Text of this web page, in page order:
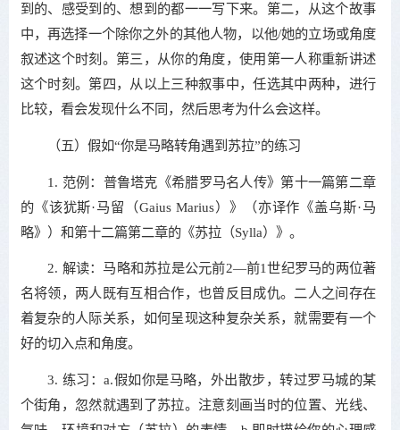
到的、感受到的、想到的都一一写下来。第二，从这个故事
中，再选择一个除你之外的其他人物，以他/她的立场或角度
叙述这个时刻。第三，从你的角度，使用第一人称重新讲述
这个时刻。第四，从以上三种叙事中，任选其中两种，进行
比较，看会发现什么不同，然后思考为什么会这样。
（五）假如“你是马略转角遇到苏拉”的练习
1. 范例：普鲁塔克《希腊罗马名人传》第十一篇第二章
的《该犹斯·马留（Gaius Marius）》（亦译作《盖乌斯·马
略》）和第十二篇第二章的《苏拉（Sylla）》。
2. 解读：马略和苏拉是公元前2—前1世纪罗马的两位著
名将领，两人既有互相合作，也曾反目成仇。二人之间存在
着复杂的人际关系，如何呈现这种复杂关系，就需要有一个
好的切入点和角度。
3. 练习：a.假如你是马略，外出散步，转过罗马城的某
个街角，忽然就遇到了苏拉。注意刻画当时的位置、光线、